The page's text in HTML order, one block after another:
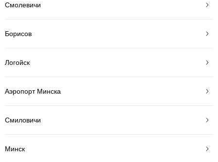
Смолевичи
Борисов
Логойск
Аэропорт Минска
Смиловичи
Минск